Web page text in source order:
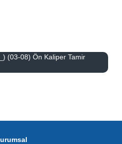
(03-08) Ön Kaliper Tamir